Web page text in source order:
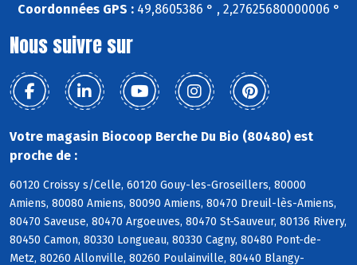
Coordonnées GPS :49,8605386 ° , 2,27625680000006 °
Nous suivre sur
Votre magasin Biocoop Berche Du Bio (80480) est
proche de :
60120 Croissy s/Celle, 60120 Gouy-les-Groseillers, 80000
Amiens, 80080 Amiens, 80090 Amiens, 80470 Dreuil-lès-Amiens,
80470 Saveuse, 80470 Argoeuves, 80470 St-Sauveur, 80136 Rivery,
80450 Camon, 80330 Longueau, 80330 Cagny, 80480 Pont-de-
Metz, 80260 Allonville, 80260 Poulainville, 80440 Blangy-